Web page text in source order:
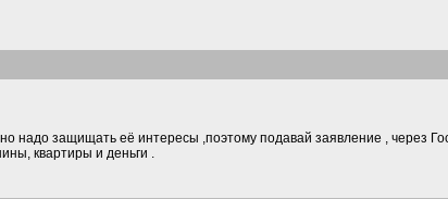
надо защищать её интересы ,поэтому подавай заявление , через
квартиры и деньги .